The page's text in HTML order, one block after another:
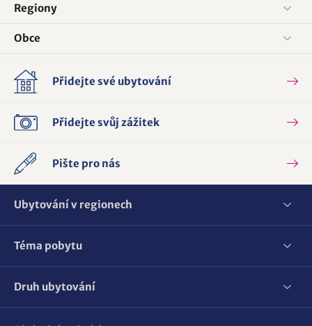
Regiony
Obce
Přidejte své ubytování
Přidejte svůj zážitek
Pište pro nás
Ubytování v regionech
Téma pobytu
Druh ubytování